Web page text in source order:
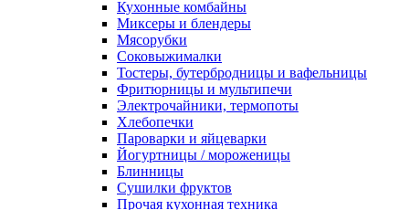
Кухонные комбайны
Миксеры и блендеры
Мясорубки
Соковыжималки
Тостеры, бутербродницы и вафельницы
Фритюрницы и мультипечи
Электрочайники, термопоты
Хлебопечки
Пароварки и яйцеварки
Йогуртницы / мороженицы
Блинницы
Сушилки фруктов
Прочая кухонная техника